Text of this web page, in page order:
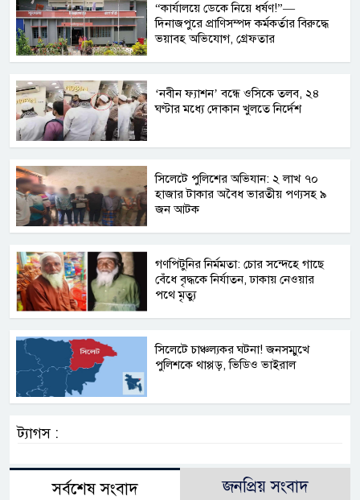
“কার্যালয়ে ডেকে নিয়ে ধর্ষণ!”—
দিনাজপুরে প্রাণিসম্পদ কর্মকর্তার বিরুদ্ধে
ভয়াবহ অভিযোগ, গ্রেফতার
‘নবীন ফ্যাশন’ বন্ধে ওসিকে তলব, ২৪
ঘণ্টার মধ্যে দোকান খুলতে নির্দেশ
সিলেটে পুলিশের অভিযান: ২ লাখ ৭০
হাজার টাকার অবৈধ ভারতীয় পণ্যসহ ৯
জন আটক
গণপিটুনির নির্মমতা: চোর সন্দেহে গাছে
বেঁধে বৃদ্ধকে নির্যাতন, ঢাকায় নেওয়ার
পথে মৃত্যু
সিলেটে চাঞ্চল্যকর ঘটনা! জনসম্মুখে
পুলিশকে থাপ্পড়, ভিডিও ভাইরাল
ট্যাগস :
সর্বশেষ সংবাদ জনপ্রিয় সংবাদ